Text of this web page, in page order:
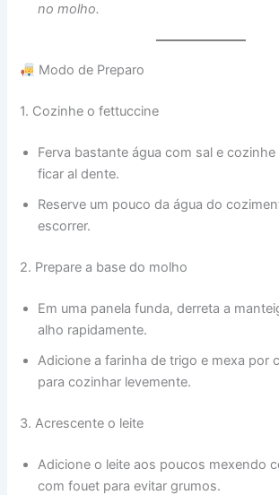
no molho.
Modo de Preparo
1. Cozinhe o fettuccine
Ferva bastante água com sal e
ficar al dente.
Reserve um pouco da água do
escorrer.
2. Prepare a base do molho
Em uma panela funda, derreta a
alho rapidamente.
Adicione a farinha de trigo e mexa por
para cozinhar levemente.
3. Acrescente o leite
Adicione o leite aos poucos mexendo
com fouet para evitar grumos.